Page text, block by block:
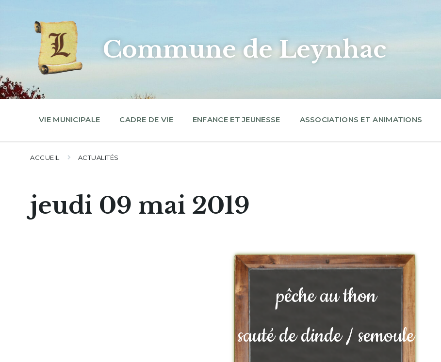
navigation
Commune de Leynhac
VIE MUNICIPALE CADRE DE VIE ENFANCE ET JEUNESSE ASSOCIATIONS ET ANIMATIONS
ACCUEIL ACTUALITÉS
jeudi 09 mai 2019
pêche au thon
sauté de dinde / semoule